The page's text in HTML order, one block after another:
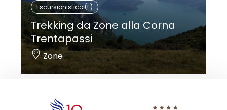
Escursionistico (E)
Trekking da Zone alla Corna
Trentapassi
Zone